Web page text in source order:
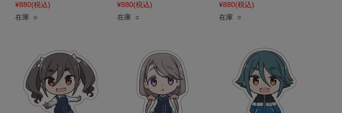
¥880(税込)
在庫 ○
¥880(税込)
在庫 ○
¥880(税込)
在庫 ○